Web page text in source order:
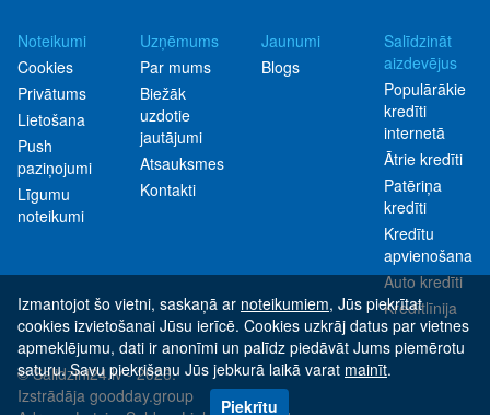
Noteikumi
Cookies
Privātums
Lietošana
Push
paziņojumi
Līgumu
noteikumi
Uzņēmums
Par mums
Biežāk
uzdotie
jautājumi
Atsauksmes
Kontakti
Jaunumi
Blogs
Salīdzināt
aizdevējus
Populārākie
kredīti
internetā
Ātrie kredīti
Patēriņa
kredīti
Kredītu
apvienošana
Auto kredīti
Kredītlīnija
© Salidzini24.lv - 2026.
Izstrādāja goodday.group
Izmantojot šo vietni, saskaņā ar noteikumiem, Jūs piekrītat
cookies izvietošanai Jūsu ierīcē. Cookies uzkrāj datus par vietnes
apmeklējumu, dati ir anonīmi un palīdz piedāvāt Jums piemērotu
saturu. Savu piekrišanu Jūs jebkurā laikā varat mainīt.
Piekrītu